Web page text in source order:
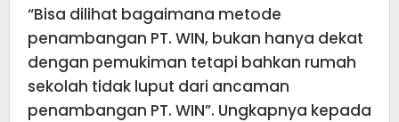
“Bisa dilihat bagaimana metode
penambangan PT. WIN, bukan hanya dekat
dengan pemukiman tetapi bahkan rumah
sekolah tidak luput dari ancaman
penambangan PT. WIN”. Ungkapnya kepada